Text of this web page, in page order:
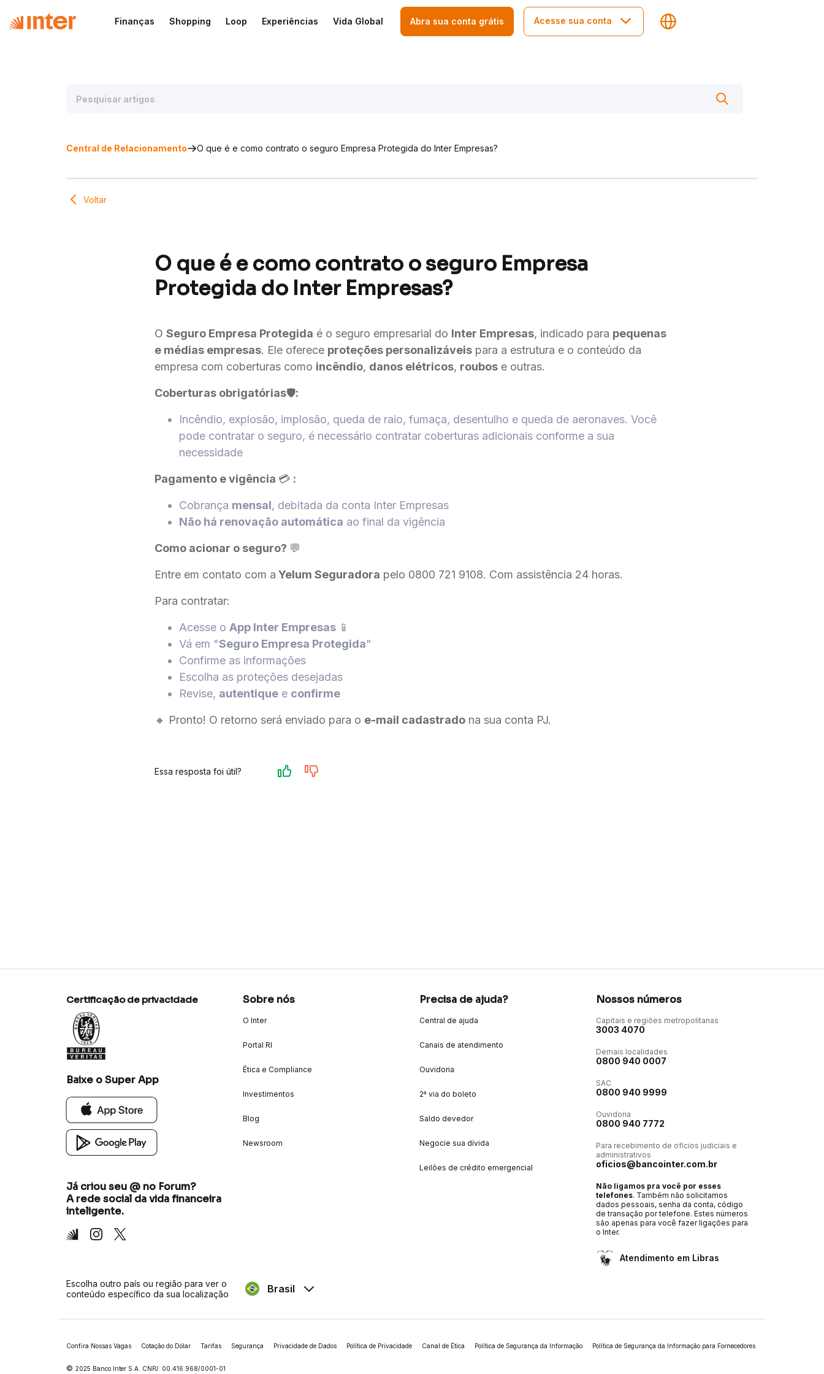
Finanças Shopping Loop Experiências Vida Global Abra sua conta grátis Acesse sua conta
Central de Relacionamento O que é e como contrato o seguro Empresa Protegida do Inter Empresas?
Voltar
O que é e como contrato o seguro Empresa
Protegida do Inter Empresas?
O Seguro Empresa Protegida é o seguro empresarial do Inter Empresas, indicado para pequenas
e médias empresas. Ele oferece proteções personalizáveis para a estrutura e o conteúdo da
empresa com coberturas como incêndio, danos elétricos, roubos e outras.
Coberturas obrigatórias🛡️:
Incêndio, explosão, implosão, queda de raio, fumaça, desentulho e queda de aeronaves. Você
pode contratar o seguro, é necessário contratar coberturas adicionais conforme a sua
necessidade
Pagamento e vigência 💳 :
Cobrança mensal, debitada da conta Inter Empresas
Não há renovação automática ao final da vigência
Como acionar o seguro? 💬
Entre em contato com a Yelum Seguradora pelo 0800 721 9108. Com assistência 24 horas.
Para contratar:
Acesse o App Inter Empresas 📱
Vá em "Seguro Empresa Protegida"
Confirme as informações
Escolha as proteções desejadas
Revise, autentique e confirme
🔸 Pronto! O retorno será enviado para o e-mail cadastrado na sua conta PJ.
Essa resposta foi útil?
Certificação de privacidade
Baixe o Super App
Já criou seu @ no Forum?
A rede social da vida financeira
inteligente.
Inter Instagram
X
Sobre nós
O Inter
Portal RI
Ética e Compliance
Investimentos
Blog
Newsroom
Precisa de ajuda?
Central de ajuda
Canais de atendimento
Ouvidoria
2ª via do boleto
Saldo devedor
Negocie sua dívida
Leilões de crédito emergencial
Nossos números
Capitais e regiões metropolitanas
3003 4070
Demais localidades
0800 940 0007
SAC
0800 940 9999
Ouvidoria
0800 940 7772
Para recebimento de ofícios judiciais e
administrativos
oficios@bancointer.com.br
Não ligamos pra você por esses
telefones. Também não solicitamos
dados pessoais, senha da conta, código
de transação por telefone. Estes números
são apenas para você fazer ligações para
o Inter.
Atendimento em Libras
Escolha outro país ou região para ver o
conteúdo específico da sua localização
Brasil
Confira Nossas Vagas Cotação do Dólar Tarifas Segurança Privacidade de Dados Política de Privacidade Canal de Ética Política de Segurança da Informação Política de Segurança da Informação para Fornecedores
© 2025 Banco Inter S.A. CNPJ: 00.416.968/0001-01